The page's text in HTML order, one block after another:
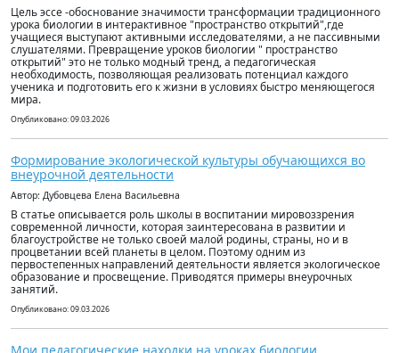
Цель эссе -обоснование значимости трансформации традиционного
урока биологии в интерактивное "пространство открытий",где
учащиеся выступают активными исследователями, а не пассивными
слушателями. Превращение уроков биологии " пространство
открытий" это не только модный тренд, а педагогическая
необходимость, позволяющая реализовать потенциал каждого
ученика и подготовить его к жизни в условиях быстро меняющегося
мира.
Опубликовано: 09.03.2026
Формирование экологической культуры обучающихся во
внеурочной деятельности
Автор: Дубовцева Елена Васильевна
В статье описывается роль школы в воспитании мировоззрения
современной личности, которая заинтересована в развитии и
благоустройстве не только своей малой родины, страны, но и в
процветании всей планеты в целом. Поэтому одним из
первостепенных направлений деятельности является экологическое
образование и просвещение. Приводятся примеры внеурочных
занятий.
Опубликовано: 09.03.2026